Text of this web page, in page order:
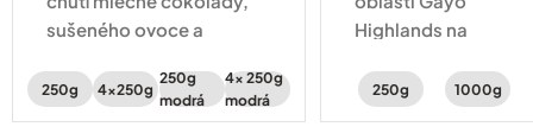
sušeného ovoce a
si ze 2 různých obalů 🙌
250g 4x250g
250g
modrá
4x 250g
modrá
Highlands na
vybraná naším
250g 1000g